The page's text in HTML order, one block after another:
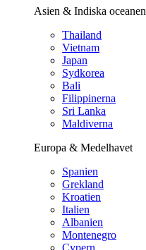
Asien & Indiska oceanen
Thailand
Vietnam
Japan
Sydkorea
Bali
Filippinerna
Sri Lanka
Maldiverna
Europa & Medelhavet
Spanien
Grekland
Kroatien
Italien
Albanien
Montenegro
Cypern